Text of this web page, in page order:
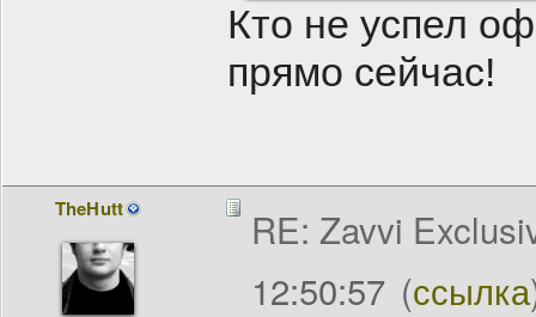
Кто не успел
прямо сейчас!
TheHutt
RE: Zavvi
12:50:57 (ссылка